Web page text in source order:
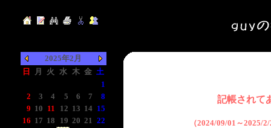
2025年2月
日
月 火 水 木 金 土
1
2
3 4 5 6 7
8
9 10 11 12 13 14 15
16 17 18 19 20 21 22
記帳されて
（2024/09/01～2025/